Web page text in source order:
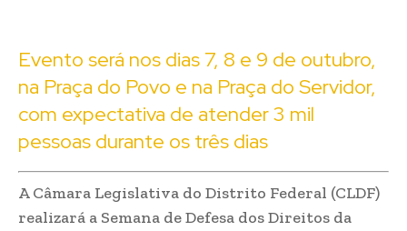
Evento será nos dias 7, 8 e 9 de outubro,
na Praça do Povo e na Praça do Servidor,
com expectativa de atender 3 mil
pessoas durante os três dias
A Câmara Legislativa do Distrito Federal (CLDF)
realizará a Semana de Defesa dos Direitos da